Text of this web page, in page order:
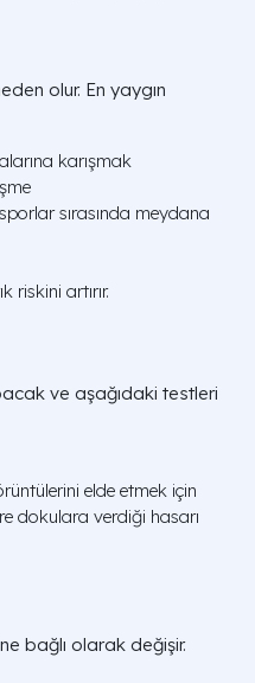
olur. En yaygın
karışmak
sırasında meydana
riskini artırır.
ve aşağıdaki testleri
elde etmek için
dokulara verdiği hasarı
bağlı olarak değişir.